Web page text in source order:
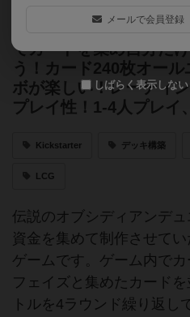
バトルロイヤル×TCG
バトラー系アナログボ
でカードを集め自分だ
う！カード240枚オー
ボが楽しい！レーティ
プレイ性！1-4人プレイ
Kickstarter デッキ構築
LCG
伝説のオブシディアンデ
資金を集めて制作させて
ゲームです。ゲーム内で
フェイズと集めたカード
トルを4ラウンド繰り返し
メールで会員登録
しばらく表示しない